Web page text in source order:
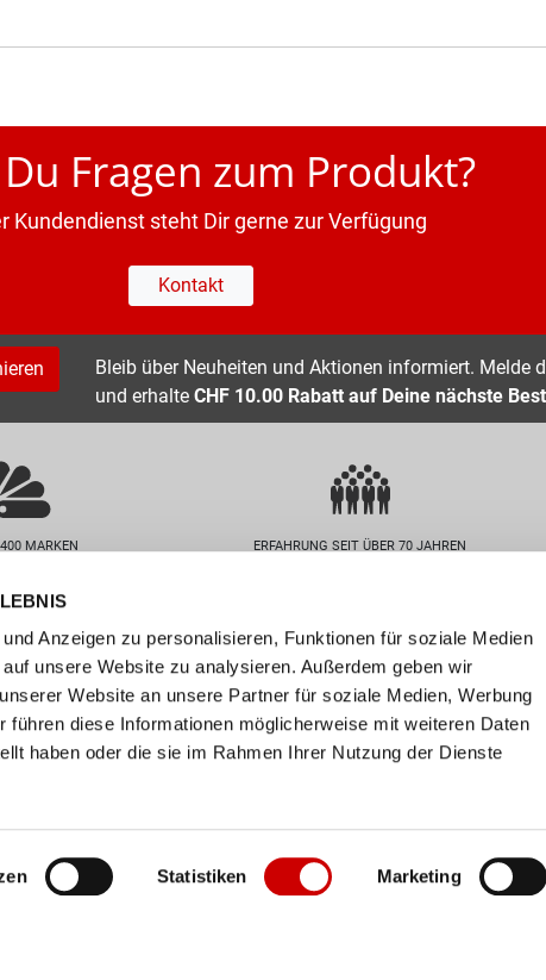
Anzeigen zu personalisieren, Funktionen für soziale Medien
unsere Website zu analysieren. Außerdem geben wir
Website an unsere Partner für soziale Medien, Werbung
führen diese Informationen möglicherweise mit weiteren Daten
haben oder die sie im Rahmen Ihrer Nutzung der Dienste
Statistiken Marketing
Fragen zum Produkt?
Kundendienst steht Dir gerne zur Verfügung
Kontakt
Bleib über Neuheiten und Aktionen informiert. Melde
und erhalte CHF 10.00 Rabatt auf Deine nächste
MARKEN ERFAHRUNG SEIT ÜBER 70 JAHREN
Standorte
Über uns
Events